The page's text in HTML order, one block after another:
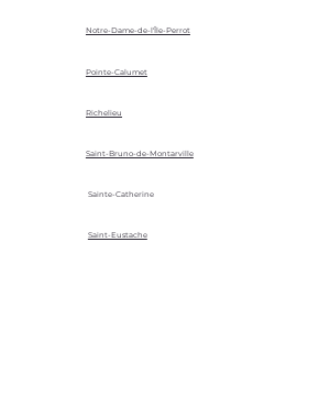
Notre-Dame-de-l'Île-Perrot
Pointe-Calumet
Richelieu
Saint-Bruno-de-Montarville
Sainte-Catherine
Saint-Eustache